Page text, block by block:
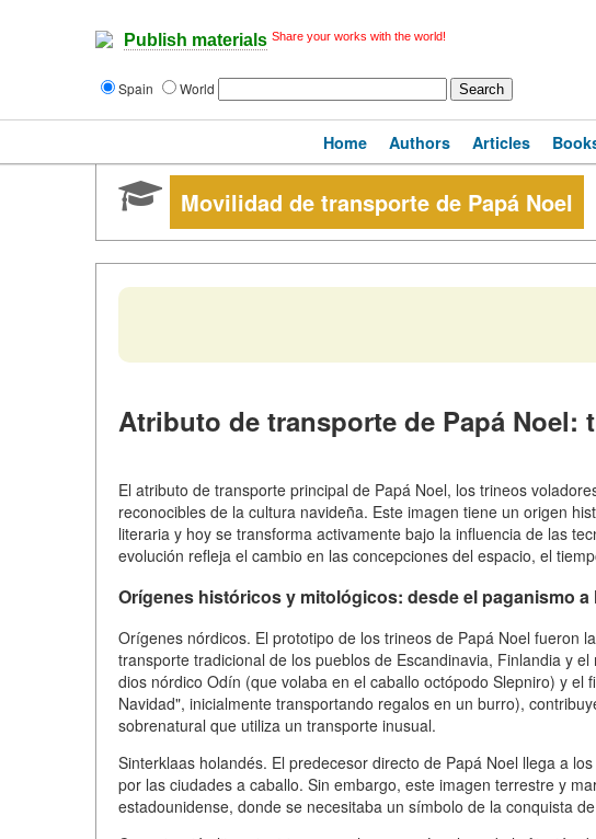
Publish materials Share your works with the world!
Spain World
Home Authors Articles
Movilidad de transporte de Papá Noel
Atributo de transporte de Papá Noel:
El atributo de transporte principal de Papá Noel, los trineos
reconocibles de la cultura navideña. Este imagen tiene un origen
literaria y hoy se transforma activamente bajo la influencia de las
evolución refleja el cambio en las concepciones del espacio, el
Orígenes históricos y mitológicos: desde el paganismo a
Orígenes nórdicos. El prototipo de los trineos de Papá Noel fueron
transporte tradicional de los pueblos de Escandinavia, Finlandia y
dios nórdico Odín (que volaba en el caballo octópodo Slepniro) y el
Navidad", inicialmente transportando regalos en un burro),
sobrenatural que utiliza un transporte inusual.
Sinterklaas holandés. El predecesor directo de Papá Noel llega a
por las ciudades a caballo. Sin embargo, este imagen terrestre y
estadounidense, donde se necesitaba un símbolo de la conquista